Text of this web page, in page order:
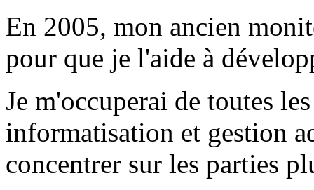
En 2005, mon ancien
pour que je l'aide à
Je m'occuperai de toutes
informatisation et gestion
concentrer sur les parties